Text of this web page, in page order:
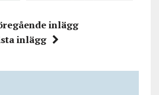
inlägg
inlägg